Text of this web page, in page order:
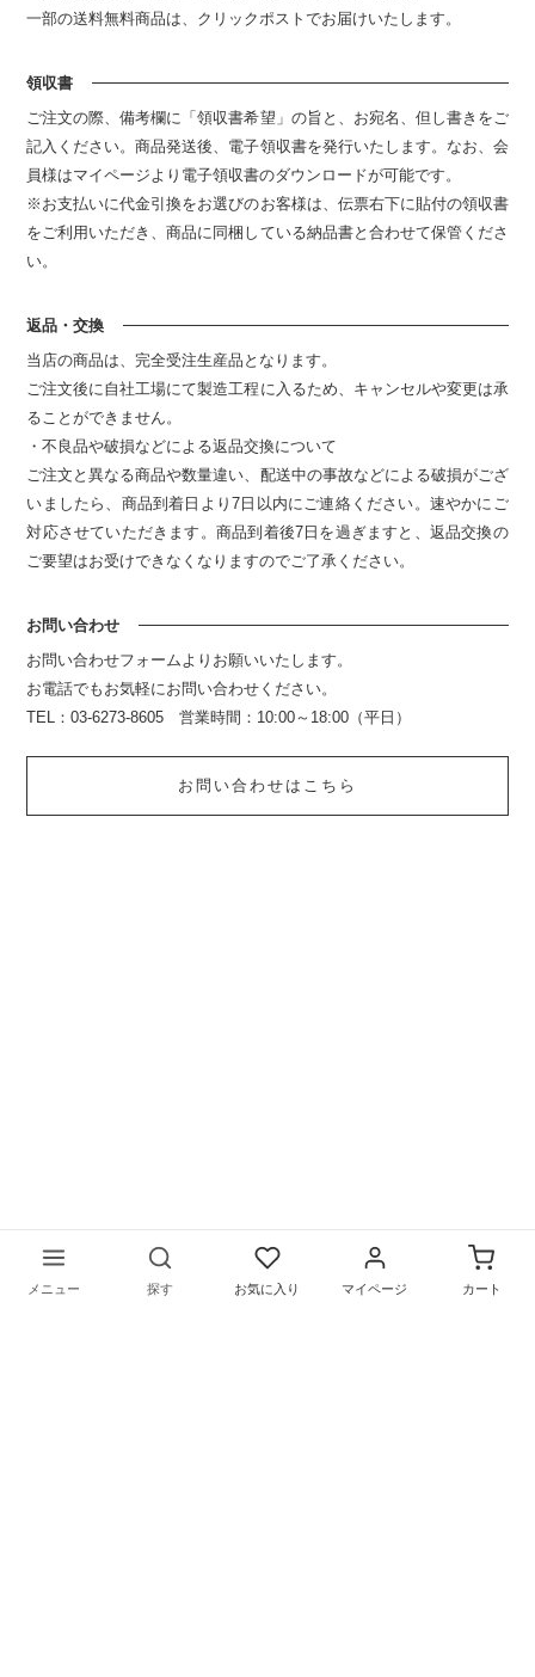
メニュー 探す お気に入り マイページ カート
一部の送料無料商品は、クリックポストでお届けいたします。
領収書
ご注文の際、備考欄に「領収書希望」の旨と、お宛名、但し書きをご
記入ください。商品発送後、電子領収書を発行いたします。なお、会
員様はマイページより電子領収書のダウンロードが可能です。
※お支払いに代金引換をお選びのお客様は、伝票右下に貼付の領収書
をご利用いただき、商品に同梱している納品書と合わせて保管くださ
い。
返品・交換
当店の商品は、完全受注生産品となります。
ご注文後に自社工場にて製造工程に入るため、キャンセルや変更は承
ることができません。
・不良品や破損などによる返品交換について
ご注文と異なる商品や数量違い、配送中の事故などによる破損がござ
いましたら、商品到着日より7日以内にご連絡ください。速やかにご
対応させていただきます。商品到着後7日を過ぎますと、返品交換の
ご要望はお受けできなくなりますのでご了承ください。
お問い合わせ
お問い合わせフォームよりお願いいたします。
お電話でもお気軽にお問い合わせください。
TEL：03-6273-8605 営業時間：10:00～18:00（平日）
お問い合わせはこちら